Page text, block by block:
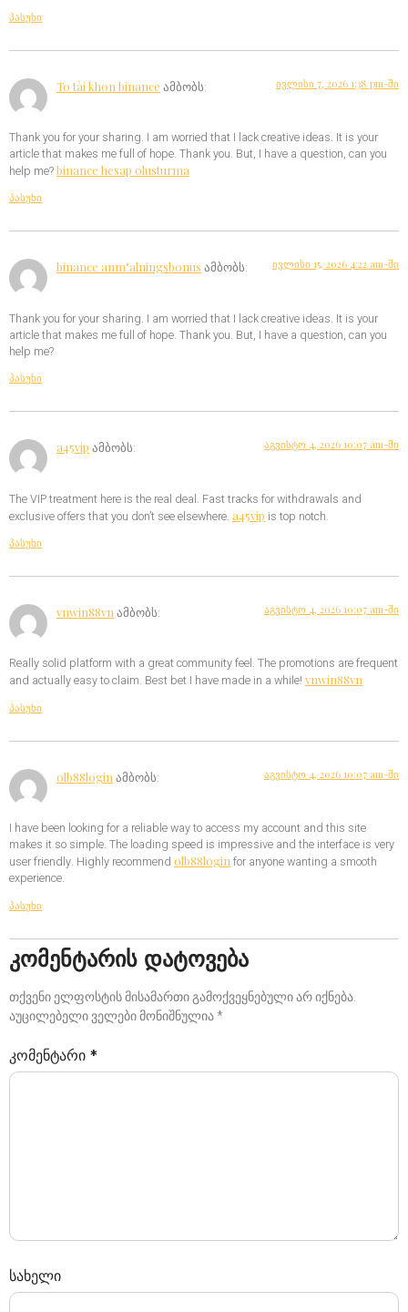
პასუხი
To tài khon binance ამბობს: ივლისი 7, 2026 1:38 pm-ში
Thank you for your sharing. I am worried that I lack creative ideas. It is your
article that makes me full of hope. Thank you. But, I have a question, can you
help me?binance hesap olusturma
პასუხი
binance anm"alningsbonus ამბობს: ივლისი 15, 2026 4:22 am-ში
Thank you for your sharing. I am worried that I lack creative ideas. It is your
article that makes me full of hope. Thank you. But, I have a question, can you
help me?
პასუხი
a45vip ამბობს: აგვისტო 4, 2026 10:07 am-ში
The VIP treatment here is the real deal. Fast tracks for withdrawals and
exclusive offers that you don’t see elsewhere. a45vip is top notch.
პასუხი
vnwin88vn ამბობს: აგვისტო 4, 2026 10:07 am-ში
Really solid platform with a great community feel. The promotions are frequent
and actually easy to claim. Best bet I have made in a while! vnwin88vn
პასუხი
olb88login ამბობს: აგვისტო 4, 2026 10:07 am-ში
I have been looking for a reliable way to access my account and this site
makes it so simple. The loading speed is impressive and the interface is very
user friendly. Highly recommend olb88login for anyone wanting a smooth
experience.
პასუხი
კომენტარის დატოვება
თქვენი ელფოსტის მისამართი გამოქვეყნებული არ იქნება.
აუცილებელი ველები მონიშნულია*
კომენტარი *
სახელი